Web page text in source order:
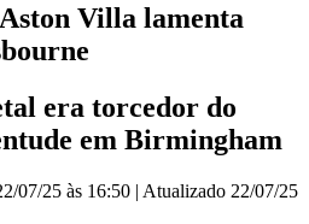
Villa lamenta
era torcedor do
em Birmingham
07/25 às 16:50 | Atualizado 22/07/25